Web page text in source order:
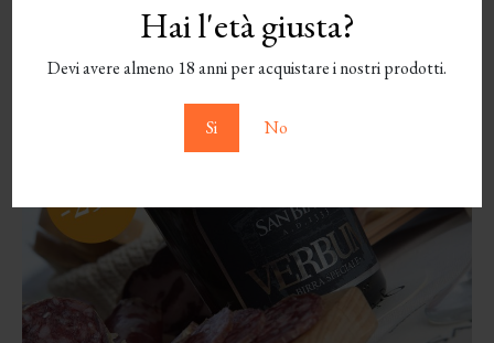
Hai l'età giusta?
Devi avere almeno 18 anni per acquistare i nostri prodotti.
Si No